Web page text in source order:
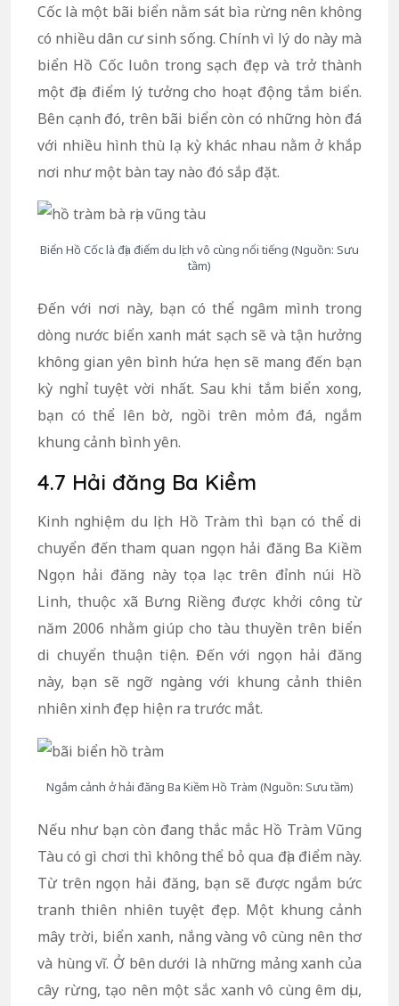
Cốc là một bãi biển nằm sát bìa rừng nên không
có nhiều dân cư sinh sống. Chính vì lý do này mà
biển Hồ Cốc luôn trong sạch đẹp và trở thành
một địa điểm lý tưởng cho hoạt động tắm biển.
Bên cạnh đó, trên bãi biển còn có những hòn đá
với nhiều hình thù lạ kỳ khác nhau nằm ở khắp
nơi như một bàn tay nào đó sắp đặt.
Biển Hồ Cốc là địa điểm du lịch vô cùng nổi tiếng (Nguồn: Sưu
tầm)
Đến với nơi này, bạn có thể ngâm mình trong
dòng nước biển xanh mát sạch sẽ và tận hưởng
không gian yên bình hứa hẹn sẽ mang đến bạn
kỳ nghỉ tuyệt vời nhất. Sau khi tắm biển xong,
bạn có thể lên bờ, ngồi trên mỏm đá, ngắm
khung cảnh bình yên.
4.7 Hải đăng Ba Kiềm
Kinh nghiệm du lịch Hồ Tràm thì bạn có thể di
chuyển đến tham quan ngọn hải đăng Ba Kiềm
Ngọn hải đăng này tọa lạc trên đỉnh núi Hồ
Linh, thuộc xã Bưng Riềng được khởi công từ
năm 2006 nhằm giúp cho tàu thuyền trên biển
di chuyển thuận tiện. Đến với ngọn hải đăng
này, bạn sẽ ngỡ ngàng với khung cảnh thiên
nhiên xinh đẹp hiện ra trước mắt.
Ngắm cảnh ở hải đăng Ba Kiềm Hồ Tràm (Nguồn: Sưu tầm)
Nếu như bạn còn đang thắc mắc Hồ Tràm Vũng
Tàu có gì chơi thì không thể bỏ qua địa điểm này.
Từ trên ngọn hải đăng, bạn sẽ được ngắm bức
tranh thiên nhiên tuyệt đẹp. Một khung cảnh
mây trời, biển xanh, nắng vàng vô cùng nên thơ
và hùng vĩ. Ở bên dưới là những mảng xanh của
cây rừng, tạo nên một sắc xanh vô cùng êm dịu,